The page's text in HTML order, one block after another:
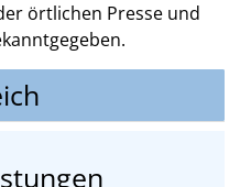
örtlichen Presse und